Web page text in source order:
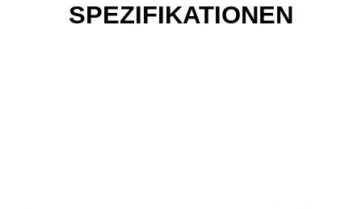
SPEZIFIKATIONEN